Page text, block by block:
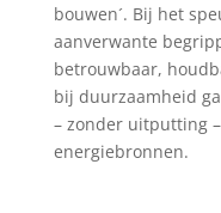
bouwen´. Bij het
aanverwante
betrouwbaar,
bij duurzaamheid
– zonder uitputting
energiebronnen.